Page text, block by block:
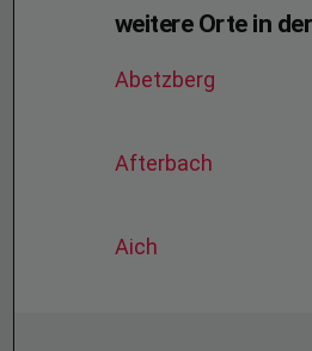
weitere Orte in
Abetzberg
Afterbach
Aich